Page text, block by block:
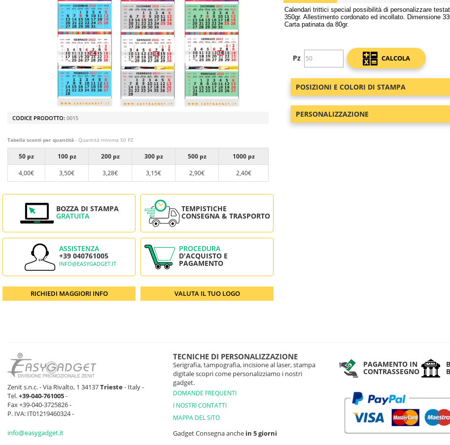
CODICE PRODOTTO: 0015
Tabella sconti per quantità - Quantità minima 50 PZ
50 pz 100 pz 200 pz 300 pz 500 pz
1000 pz
4,00€
3,50€ 3,28€ 3,15€ 2,90€ 2,40€
BOZZA DI STAMPA
GRATUITA
TEMPISTICHE
CONSEGNA & TRASPORTO
ASSISTENZA
+39 040761005
INFO@EASYGADGET.IT
PROCEDURA
D'ACQUISTO E
PAGAMENTO
RICHIEDI MAGGIORI INFO VALUTA IL TUO LOGO
Calendari trittici special possibilità di personalizzare
350gr. Allestimento cordonato ed incollato. Dimensione
Carta patinata da 80gr.
Pz CALCOLA
POSIZIONI E COLORI DI STAMPA
PERSONALIZZAZIONE
Zenit s.n.c. - Via Rivalto, 1 34137Trieste- Italy -
Tel.+39-040-761005-
Fax +39-040-3725826 -
P. IVA: IT01219460324 -
info@easygadget.it
TECNICHE DI PERSONALIZZAZIONE
Serigrafia, tampografia, incisione al laser, stampa
digitale scopri come personalizziamo i nostri
gadget.
DOMANDE FREQUENTI
I NOSTRI CONTATTI
MAPPA DEL SITO
Gadget Consegna anche in 5 giorni
PAGAMENTO IN
CONTRASSEGNO